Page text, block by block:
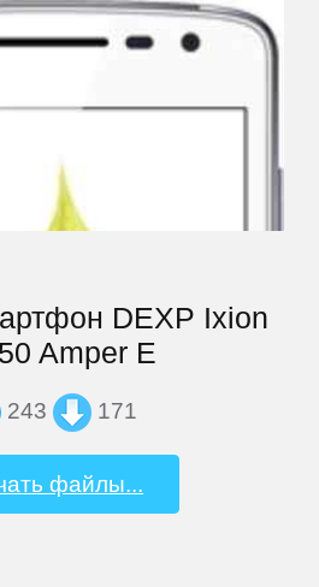
DEXP Ixion
Amper E
243 171
файлы...